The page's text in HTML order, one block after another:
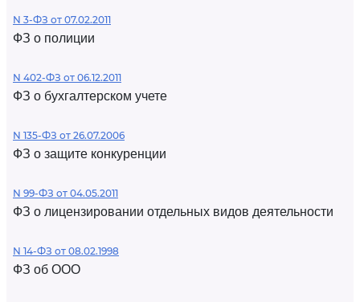
N 3-ФЗ от 07.02.2011
ФЗ о полиции
N 402-ФЗ от 06.12.2011
ФЗ о бухгалтерском учете
N 135-ФЗ от 26.07.2006
ФЗ о защите конкуренции
N 99-ФЗ от 04.05.2011
ФЗ о лицензировании отдельных видов деятельности
N 14-ФЗ от 08.02.1998
ФЗ об ООО